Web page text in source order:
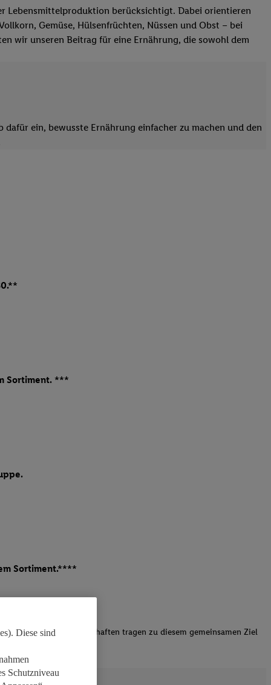
Lebensmittelproduktion berücksichtigt. Dabei orientieren
Gemüse, Hülsenfrüchten, Nüssen und Obst – bei
wir unseren Beitrag für eine Ernährung, die sowohl dem
ein, bewusste Ernährung einfacher zu machen und den
Sortiment. ***
Sortiment.****
Die Landesgesellschaften tragen zu diesem gemeinsamen Ziel
Diese sind
Schutzniveau